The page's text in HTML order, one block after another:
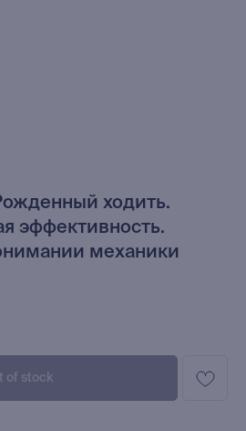
ходить.
эффективность.
механики
of stock